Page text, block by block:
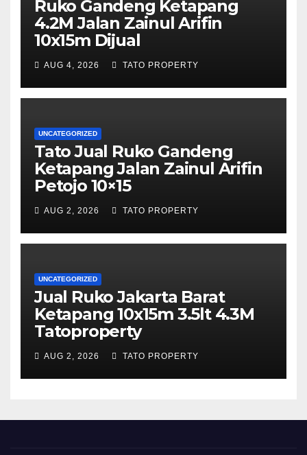
Ruko Gandeng Ketapang
4.2M Jalan Zainul Arifin
10x15m Dijual
AUG 4, 2026 TATO PROPERTY
UNCATEGORIZED
Tato Jual Ruko Gandeng
Ketapang Jalan Zainul Arifin
Petojo 10×15
AUG 2, 2026 TATO PROPERTY
UNCATEGORIZED
Jual Ruko Jakarta Barat
Ketapang 10x15m 3.5lt 4.3M
Tatoproperty
AUG 2, 2026 TATO PROPERTY